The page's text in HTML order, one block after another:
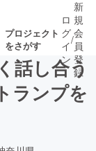
プロジェクト
をさがす
いプ
ロ
グ
イ
ン
/
新
規
会
員
登
録
話し合う
ランプを